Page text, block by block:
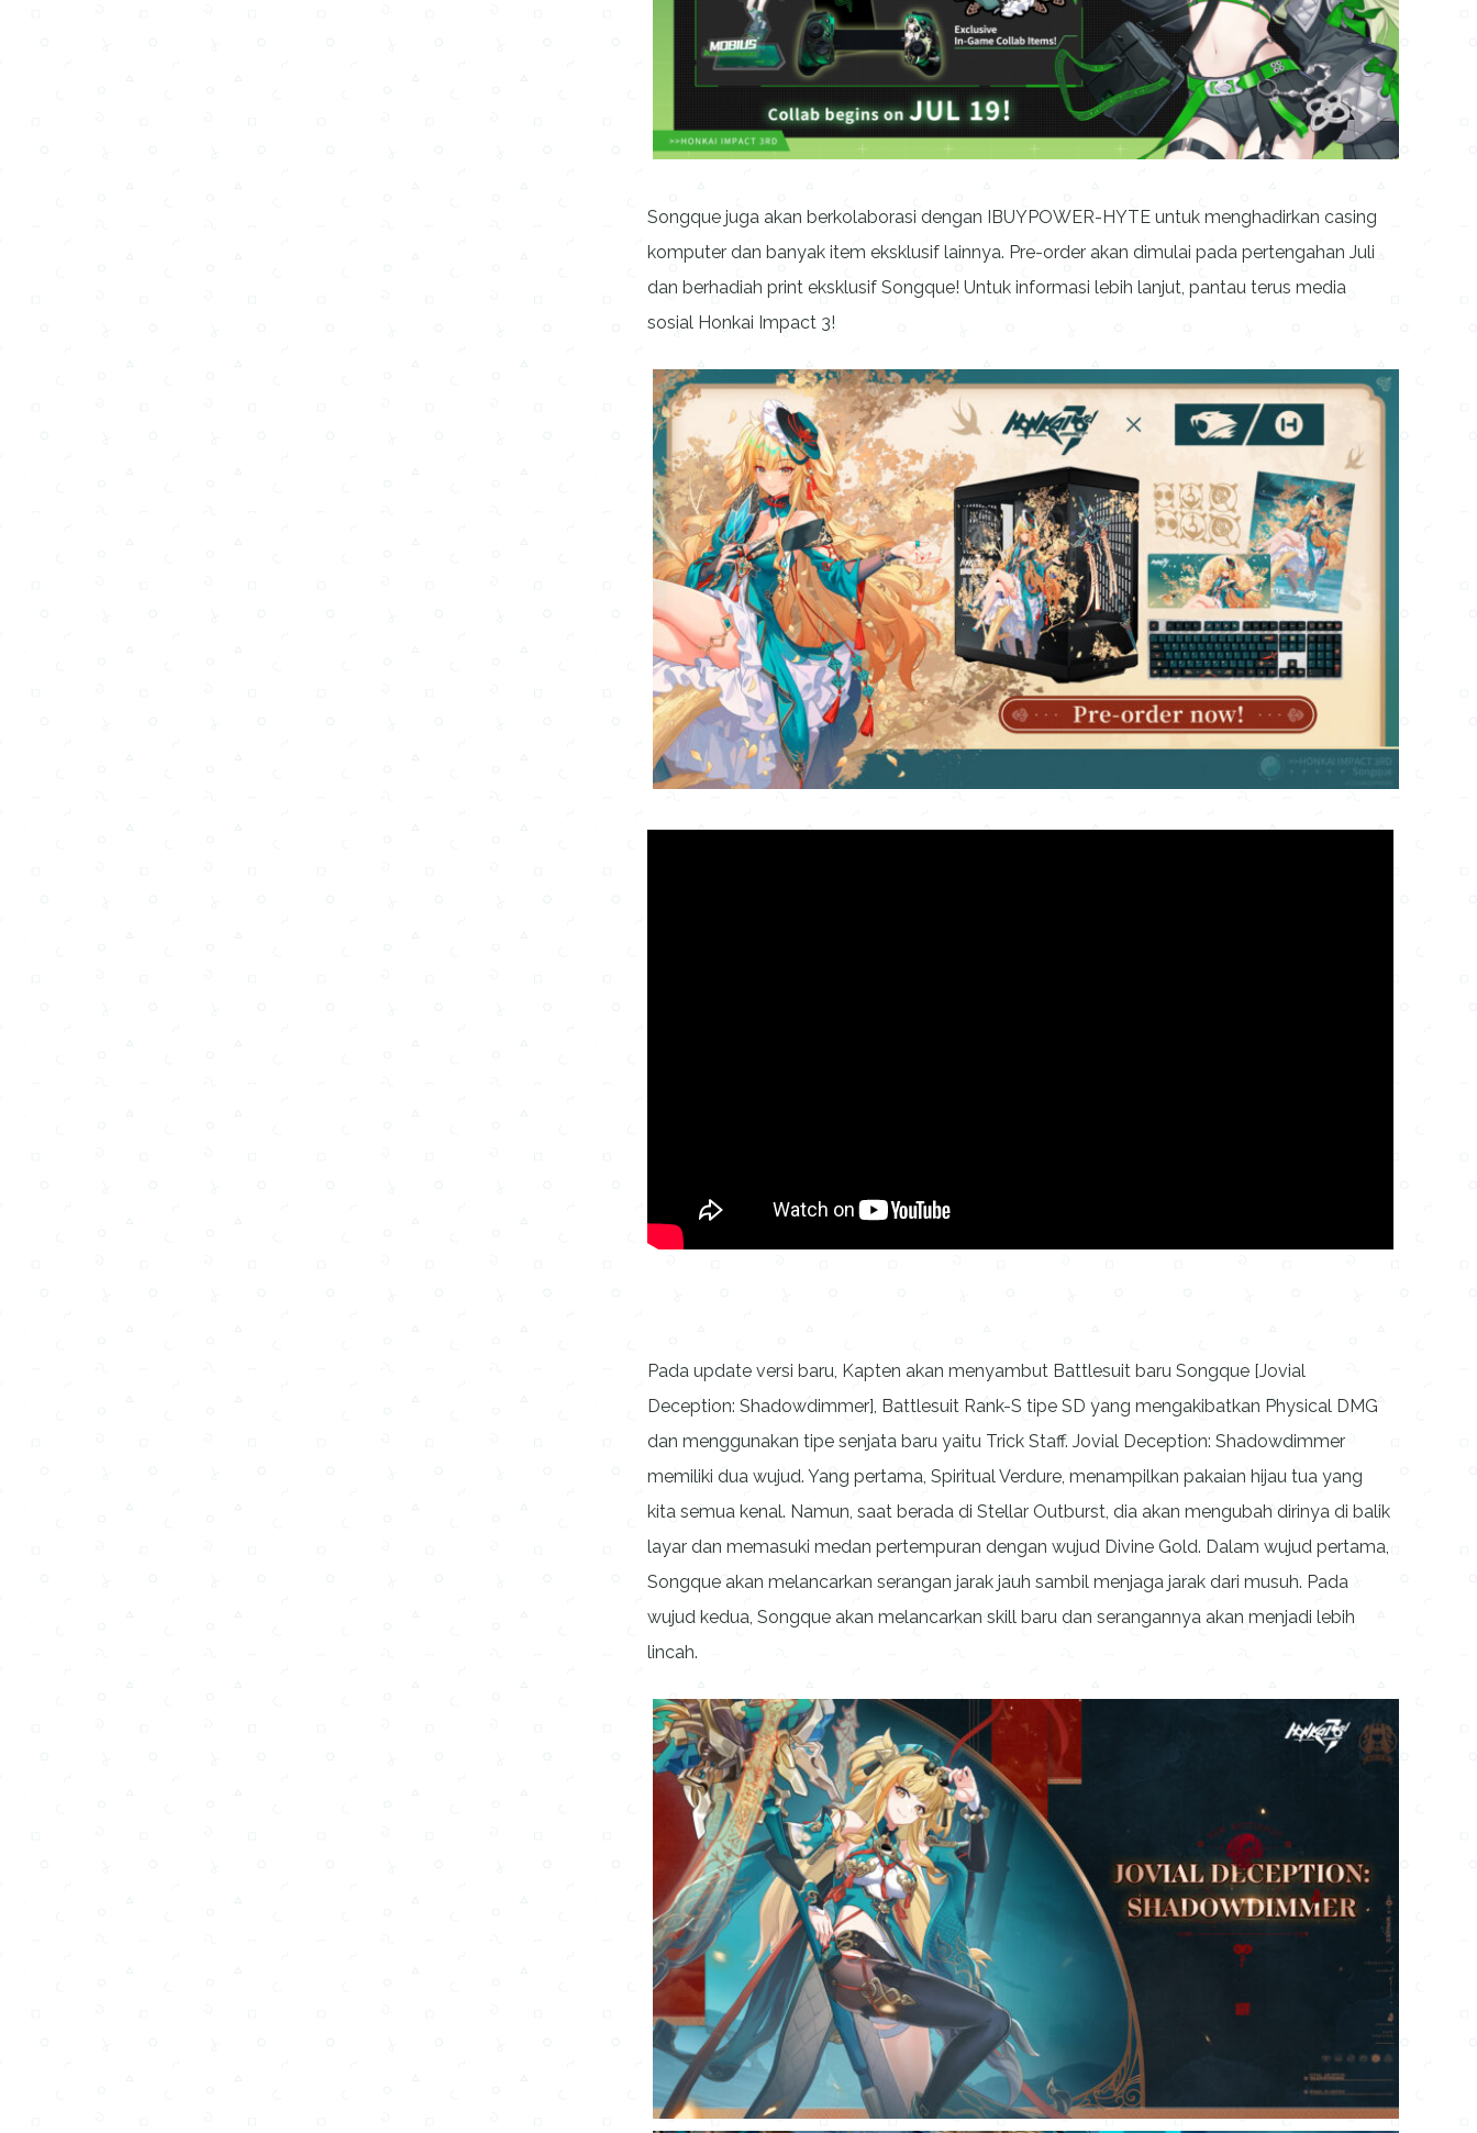
Songque juga akan berkolaborasi dengan IBUYPOWER-HYTE untuk menghadirkan casing
komputer dan banyak item eksklusif lainnya. Pre-order akan dimulai pada pertengahan Juli
dan berhadiah print eksklusif Songque! Untuk informasi lebih lanjut, pantau terus media
sosial Honkai Impact 3!
Pada update versi baru, Kapten akan menyambut Battlesuit baru Songque [Jovial
Deception: Shadowdimmer], Battlesuit Rank-S tipe SD yang mengakibatkan Physical DMG
dan menggunakan tipe senjata baru yaitu Trick Staff. Jovial Deception: Shadowdimmer
memiliki dua wujud. Yang pertama, Spiritual Verdure, menampilkan pakaian hijau tua yang
kita semua kenal. Namun, saat berada di Stellar Outburst, dia akan mengubah dirinya di balik
layar dan memasuki medan pertempuran dengan wujud Divine Gold. Dalam wujud pertama,
Songque akan melancarkan serangan jarak jauh sambil menjaga jarak dari musuh. Pada
wujud kedua, Songque akan melancarkan skill baru dan serangannya akan menjadi lebih
lincah.